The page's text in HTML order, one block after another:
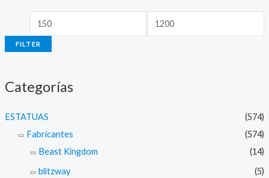
r
c
r
FILTER
Categorías
ESTATUAS
(574)
Fabricantes
(574)
Beast Kingdom
(14)
blitzway
(5)